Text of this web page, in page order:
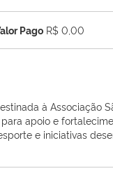
Pago R$ 0,00
à Associação
apoio e
e iniciativas